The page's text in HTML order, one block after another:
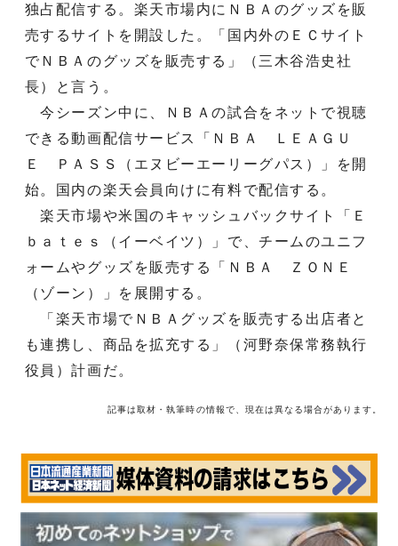
独占配信する。楽天市場内にＮＢＡのグッズを販
売するサイトを開設した。「国内外のＥＣサイト
でＮＢＡのグッズを販売する」（三木谷浩史社
長）と言う。
今シーズン中に、ＮＢＡの試合をネットで視聴
できる動画配信サービス「ＮＢＡ ＬＥＡＧＵ
Ｅ ＰＡＳＳ（エヌビーエーリーグパス）」を開
始。国内の楽天会員向けに有料で配信する。
楽天市場や米国のキャッシュバックサイト「Ｅ
ｂａｔｅｓ（イーベイツ）」で、チームのユニフ
ォームやグッズを販売する「ＮＢＡ ＺＯＮＥ
（ゾーン）」を展開する。
「楽天市場でＮＢＡグッズを販売する出店者と
も連携し、商品を拡充する」（河野奈保常務執行
役員）計画だ。
記事は取材・執筆時の情報で、現在は異なる場合があります。